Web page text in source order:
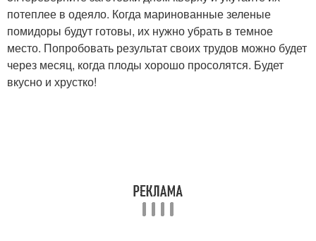
потеплее в одеяло. Когда маринованные зеленые
помидоры будут готовы, их нужно убрать в темное
место. Попробовать результат своих трудов можно будет
через месяц, когда плоды хорошо просолятся. Будет
вкусно и хрустко!